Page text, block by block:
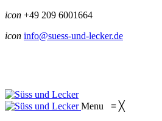
icon +49 209 6001664
icon info@suess-und-lecker.de
Menu ≡ ╳